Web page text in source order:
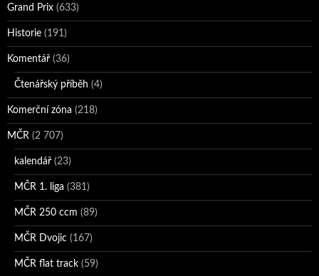
Grand Prix (633)
Historie (191)
Komentář (36)
Čtenářský příběh (4)
Komerční zóna (218)
MČR (2 707)
kalendář (23)
MČR 1. liga (381)
MČR 250 ccm (89)
MČR Dvojic (167)
MČR flat track (59)